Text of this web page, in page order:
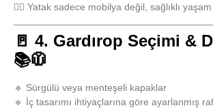
🧘‍♀️ Yatak sadece mobilya değil, sağlıklı yaşam
🚪 4. Gardırop Seçimi &
📚🧥
🔹 Sürgülü veya menteşeli kapaklar
🔹 İç tasarımı ihtiyaçlarına göre ayarlanmış